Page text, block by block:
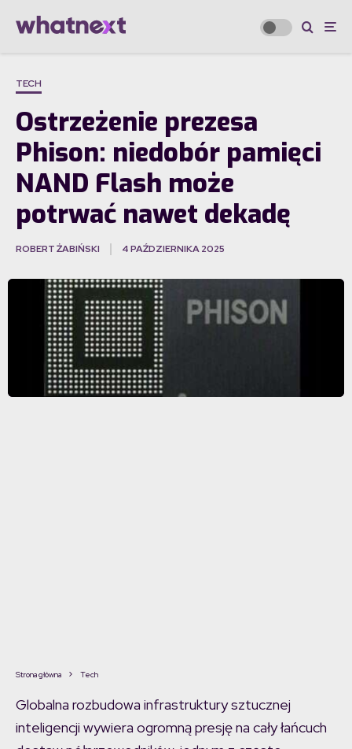
TECH
Ostrzeżenie prezesa
Phison: niedobór pamięci
NAND Flash może
potrwać nawet dekadę
ROBERT ŻABIŃSKI 4 PAŹDZIERNIKA 2025
Strona główna Tech
Globalna rozbudowa infrastruktury sztucznej
inteligencji wywiera ogromną presję na cały łańcuch